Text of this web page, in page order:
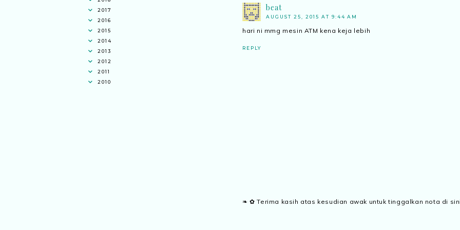
beat
AUGUST 25, 2015 AT 9:44 AM
hari ni mmg mesin ATM kena keja lebih
REPLY
❧ ✿ Terima kasih atas kesudian awak untuk tinggalkan nota di
2017
2016
2015
2014
2013
2012
2011
2010